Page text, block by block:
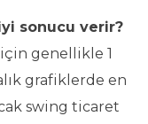
sonucu verir?
genellikle 1
grafiklerde en
swing ticaret